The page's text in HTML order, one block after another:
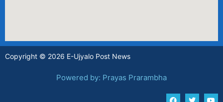
Copyright © 2026 E-Ujyalo Post News
Powered by: Prayas Prarambha